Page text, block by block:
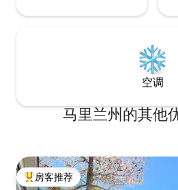
空调
马里兰州的其他
热门「房客推荐」
房客推荐